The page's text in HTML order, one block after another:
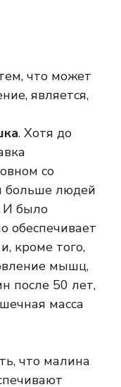
что может
является,
. Хотя до
со
больше людей
И было
обеспечивает
кроме того,
мышц,
после 50 лет,
масса
что малина